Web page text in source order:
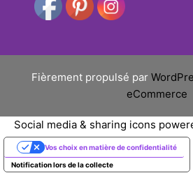
Fièrement propulsé par
eCommerce
Social media & sharing icons
Notification lors de la collecte
Vos choix en matière de confidentialité